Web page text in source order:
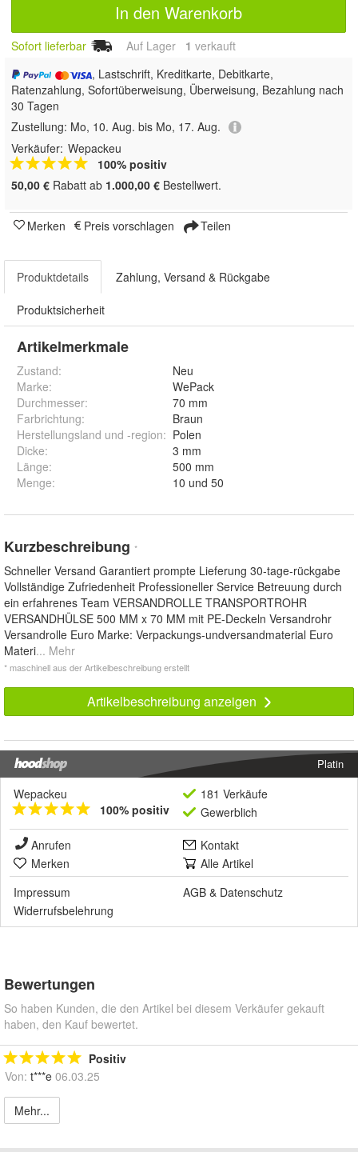
In den Warenkorb
Sofort lieferbar Auf Lager 1 verkauft
, Lastschrift, Kreditkarte, Debitkarte,
Ratenzahlung, Sofortüberweisung, Überweisung, Bezahlung nach
30 Tagen
Zustellung: Mo, 10. Aug. bis Mo, 17. Aug.
Verkäufer: Wepackeu
100% positiv
50,00 € Rabatt ab 1.000,00 € Bestellwert.
Merken Preis vorschlagen Teilen
Produktdetails Zahlung, Versand & Rückgabe
Produktsicherheit
Artikelmerkmale
Zustand:
Neu
Marke:
WePack
Durchmesser:
70 mm
Farbrichtung:
Braun
Herstellungsland und -region: Polen
Dicke:
3 mm
Länge:
500 mm
Menge: 10 und 50
Kurzbeschreibung *
Schneller Versand Garantiert prompte Lieferung 30-tage-rückgabe
Vollständige Zufriedenheit Professioneller Service Betreuung durch
ein erfahrenes Team VERSANDROLLE TRANSPORTROHR
VERSANDHÜLSE 500 MM x 70 MM mit PE-Deckeln Versandrohr
Versandrolle Euro Marke: Verpackungs-undversandmaterial Euro
Materi... Mehr
* maschinell aus der Artikelbeschreibung erstellt
Artikelbeschreibung anzeigen
Platin
Wepackeu
100% positiv
181 Verkäufe
Gewerblich
Anrufen
Kontakt
Merken
Alle Artikel
Impressum
AGB & Datenschutz
Widerrufsbelehrung
Bewertungen
So haben Kunden, die den Artikel bei diesem Verkäufer gekauft
haben, den Kauf bewertet.
Positiv
Von: t***e 06.03.25
Mehr...